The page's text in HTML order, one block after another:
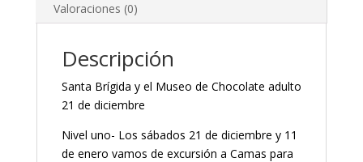
Valoraciones (0)
Descripción
Santa Brígida y el Museo de Chocolate adulto
21 de diciembre
Nivel uno- Los sábados 21 de diciembre y 11
de enero vamos de excursión a Camas para